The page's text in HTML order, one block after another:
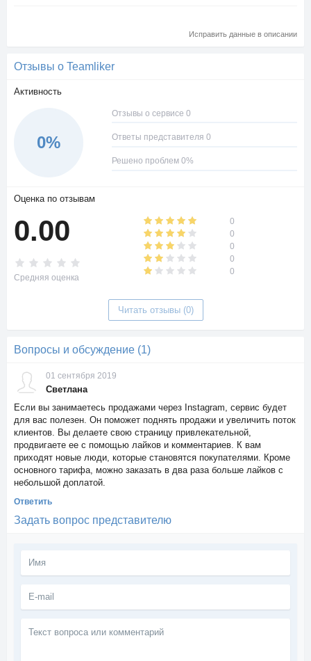
Исправить данные в описании
Отзывы о Teamliker
Активность
0%
Отзывы о сервисе 0
Ответы представителя 0
Решено проблем 0%
Оценка по отзывам
0.00
Средняя оценка
0
0
0
0
0
Читать отзывы (0)
Вопросы и обсуждение (1)
01 сентября 2019
Светлана
Если вы занимаетесь продажами через Instagram, сервис будет
для вас полезен. Он поможет поднять продажи и увеличить поток
клиентов. Вы делаете свою страницу привлекательной,
продвигаете ее с помощью лайков и комментариев. К вам
приходят новые люди, которые становятся покупателями. Кроме
основного тарифа, можно заказать в два раза больше лайков с
небольшой доплатой.
Ответить
Задать вопрос представителю
вопроса